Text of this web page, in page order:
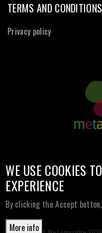
TERMS AND CONDITIONS
Privacy policy
WE USE COOKIES
EXPERIENCE
By clicking the Accept
More info